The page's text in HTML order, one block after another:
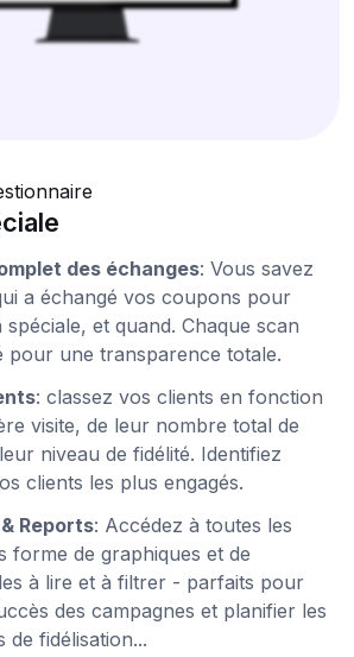
des échanges: Vous savez
a échangé vos coupons pour
et quand. Chaque scan
pour une transparence totale.
: classez vos clients en fonction
visite, de leur nombre total de
niveau de fidélité. Identifiez
clients les plus engagés.
Reports: Accédez à toutes les
forme de graphiques et de
à lire et à filtrer - parfaits pour
des campagnes et planifier les
fidélisation...